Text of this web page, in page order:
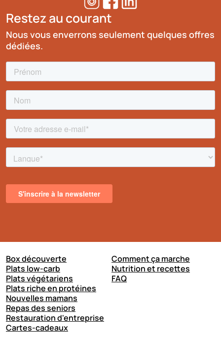
Restez au courant
Nous vous enverrons seulement quelques offres
dédiées.
Box découverte
Plats low-carb
Plats végétariens
Plats riche en protéines
Nouvelles mamans
Repas des seniors
Restauration d'entreprise
Cartes-cadeaux
Comment ça marche
Nutrition et recettes
FAQ